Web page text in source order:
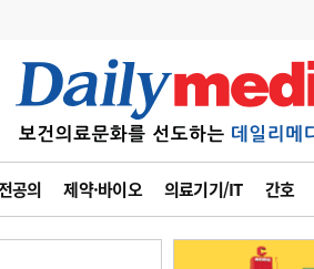
공의 제약·바이오 의료기기/IT 간호
6
관리급여 실시
지필공 지원책
사고
수첩
~2026-08-31